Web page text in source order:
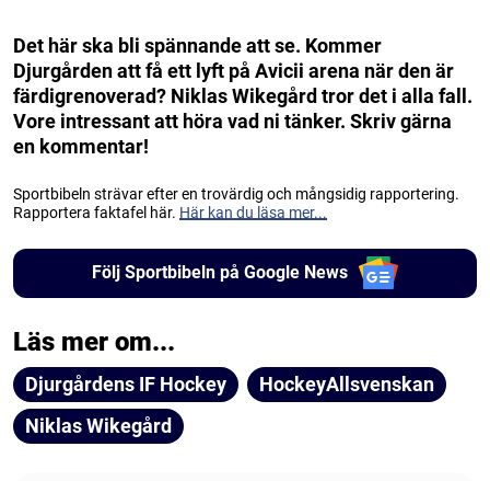
Det här ska bli spännande att se. Kommer
Djurgården att få ett lyft på Avicii arena när den är
färdigrenoverad? Niklas Wikegård tror det i alla fall.
Vore intressant att höra vad ni tänker. Skriv gärna
en kommentar!
Sportbibeln strävar efter en trovärdig och mångsidig rapportering.
Rapportera faktafel här. Här kan du läsa mer...
Följ Sportbibeln på Google News
Läs mer om...
Djurgårdens IF Hockey
HockeyAllsvenskan
Niklas Wikegård